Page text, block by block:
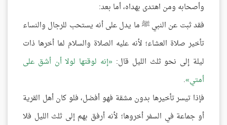
وأصحابه ومن اهتدى بهداه، أما بعد:
فقد ثبت عن النبي ﷺ ما يدل على أنه يستحب للرجال والنساء
تأخير صلاة العشاء؛ لأنه عليه الصلاة والسلام لما أخرها ذات
ليلة إلى نحو ثلث الليل قال: إنه لوقتها لولا أن أشق على
أمتي .
فإذا تيسر تأخيرها بدون مشقة فهو أفضل، فلو كان أهل القرية
أو جماعة في السفر أخروها؛ لأنه أرفق بهم إلى ثلث الليل فلا